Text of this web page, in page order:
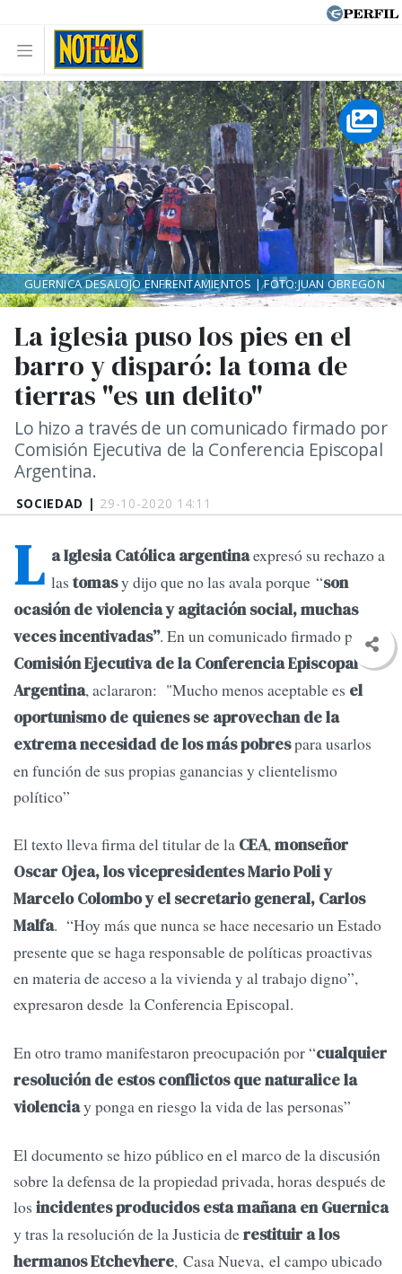
SOCIEDAD | 29-10-2020 14:11
La iglesia puso los pies en el
barro y disparó: la toma de
tierras "es un delito"
Lo hizo a través de un comunicado firmado por
Comisión Ejecutiva de la Conferencia Episcopal
Argentina.
GUERNICA DESALOJO ENFRENTAMIENTOS | FOTO:JUAN OBREGON
L a Iglesia Católica argentinaexpresó su rechazo a
las tomasy dijo que no las avala porque “son
ocasión de violencia y agitación social, muchas
veces incentivadas”. En un comunicado firmado por la
Comisión Ejecutiva de la Conferencia Episcopal
Argentina, aclararon: "Mucho menos aceptable es el
oportunismo de quienes se aprovechan de la
extrema necesidad de los más pobrespara usarlos
en función de sus propias ganancias y clientelismo
político”
El texto lleva firma del titular de la CEA,monseñor
Oscar Ojea, los vicepresidentes Mario Poli y
Marcelo Colombo y el secretario general, Carlos
Malfa. “Hoy más que nunca se hace necesario un Estado
presente que se haga responsable de políticas proactivas
en materia de acceso a la vivienda y al trabajo digno”,
expresaron desde la Conferencia Episcopal.
En otro tramo manifestaron preocupación por “cualquier
resolución de estos conflictos que naturalice la
violenciay ponga en riesgo la vida de las personas”
El documento se hizo público en el marco de la discusión
sobre la defensa de la propiedad privada, horas después de
los incidentes producidos esta mañana en Guernica
y tras la resolución de la Justicia derestituir a los
hermanos Etchevhere, Casa Nueva, el campo ubicado